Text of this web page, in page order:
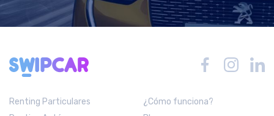
Renting Particulares
¿Cómo funciona?